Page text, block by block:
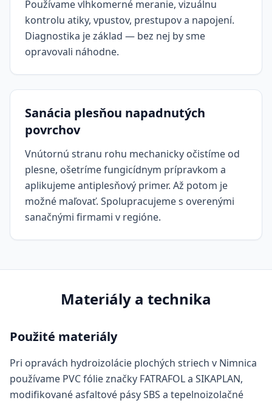
Používame vlhkomerné meranie, vizuálnu
kontrolu atiky, vpustov, prestupov a napojení.
Diagnostika je základ — bez nej by sme
opravovali náhodne.
Sanácia plesňou napadnutých
povrchov
Vnútornú stranu rohu mechanicky očistíme od
plesne, ošetríme fungicídnym prípravkom a
aplikujeme antiplesňový primer. Až potom je
možné maľovať. Spolupracujeme s overenými
sanačnými firmami v regióne.
Materiály a technika
Použité materiály
Pri opravách hydroizolácie plochých striech v Nimnica
používame PVC fólie značky FATRAFOL a SIKAPLAN,
modifikované asfaltové pásy SBS a tepelnoizolačné